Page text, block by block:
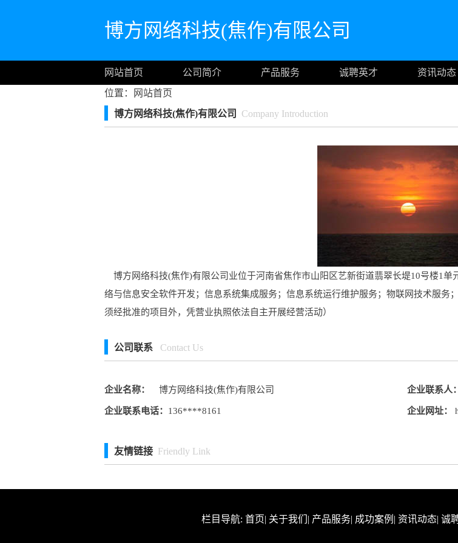
博方网络科技(焦作)有限公司
网站首页 公司简介 产品服务 诚聘英才 资讯动态
位置：
网站首页
博方网络科技(焦作)有限公司
Company Introduction
博方网络科技(焦作)有限公司业位于河南省焦作市山阳区艺新街道翡翠长堤10号楼1单
络与信息安全软件开发；信息系统集成服务；信息系统运行维护服务；物联网技术服务
须经批准的项目外，凭营业执照依法自主开展经营活动）
公司联系 Contact Us
企业名称： 博方网络科技(焦作)有限公司 企业联系人：
企业联系电话： 136****8161 企业网址：
友情链接 Friendly Link
栏目导航: 首页| 关于我们 | 产品服务| 成功案例 | 资讯动态| 诚